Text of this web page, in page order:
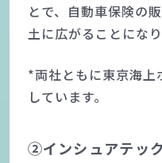
とで、自動車保険の
土に広がることになり
*両社ともに東京海上
しています。
②インシュアテッ